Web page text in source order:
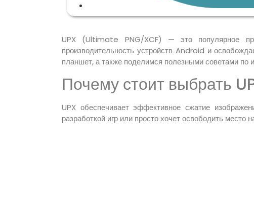
UPX (Ultimate PNG/XCF) — это популярное
производительность устройств Android и
планшет, а также поделимся полезными советами по
Почему стоит выбрать
UPX обеспечивает эффективное сжатие
разработкой игр или просто хочет освободить